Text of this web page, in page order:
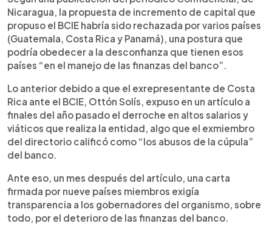
Nicaragua, la propuesta de incremento de capital que
propuso el BCIE habría sido rechazada por varios países
(Guatemala, Costa Rica y Panamá), una postura que
podría obedecer a la desconfianza que tienen esos
países “en el manejo de las finanzas del banco”.
Lo anterior debido a que el exrepresentante de Costa
Rica ante el BCIE, Ottón Solís, expuso en un artículo a
finales del año pasado el derroche en altos salarios y
viáticos que realiza la entidad, algo que el exmiembro
del directorio calificó como “los abusos de la cúpula”
del banco.
Ante eso, un mes después del artículo, una carta
firmada por nueve países miembros exigía
transparencia a los gobernadores del organismo, sobre
todo, por el deterioro de las finanzas del banco.